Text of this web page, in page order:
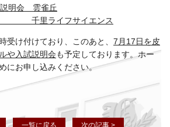
明会 雲雀丘
千里ライフサイエンス
受け付けており、このあと、 7月17日を皮
や入試説明会も予定しております。ホー
めにお申し込みください。
一覧に戻る 次の記事 >